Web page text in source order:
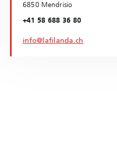
6850 Mendrisio
+41 58 688 36 80
info@lafilanda.ch